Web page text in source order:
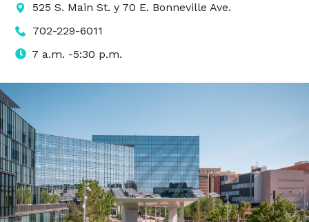
525 S. Main St. y 70 E. Bonneville Ave.
702-229-6011
7 a.m. -5:30 p.m.